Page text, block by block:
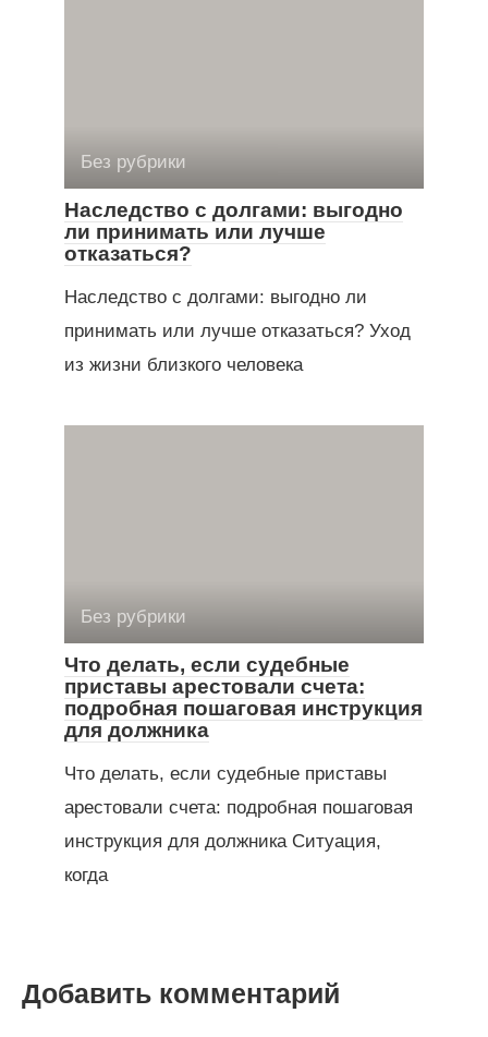
Без рубрики
Наследство с долгами: выгодно
ли принимать или лучше
отказаться?
Наследство с долгами: выгодно ли
принимать или лучше отказаться? Уход
из жизни близкого человека
Без рубрики
Что делать, если судебные
приставы арестовали счета:
подробная пошаговая инструкция
для должника
Что делать, если судебные приставы
арестовали счета: подробная пошаговая
инструкция для должника Ситуация,
когда
Добавить комментарий